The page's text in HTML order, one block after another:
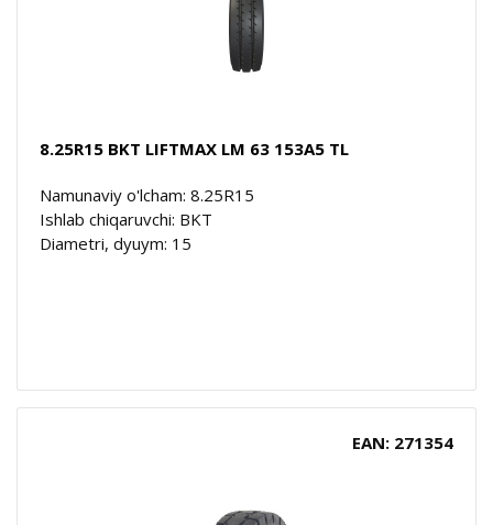
8.25R15 BKT LIFTMAX LM 63 153A5 TL
Namunaviy o'lcham: 8.25R15
Ishlab chiqaruvchi: BKT
Diametri, dyuym: 15
EAN: 271354